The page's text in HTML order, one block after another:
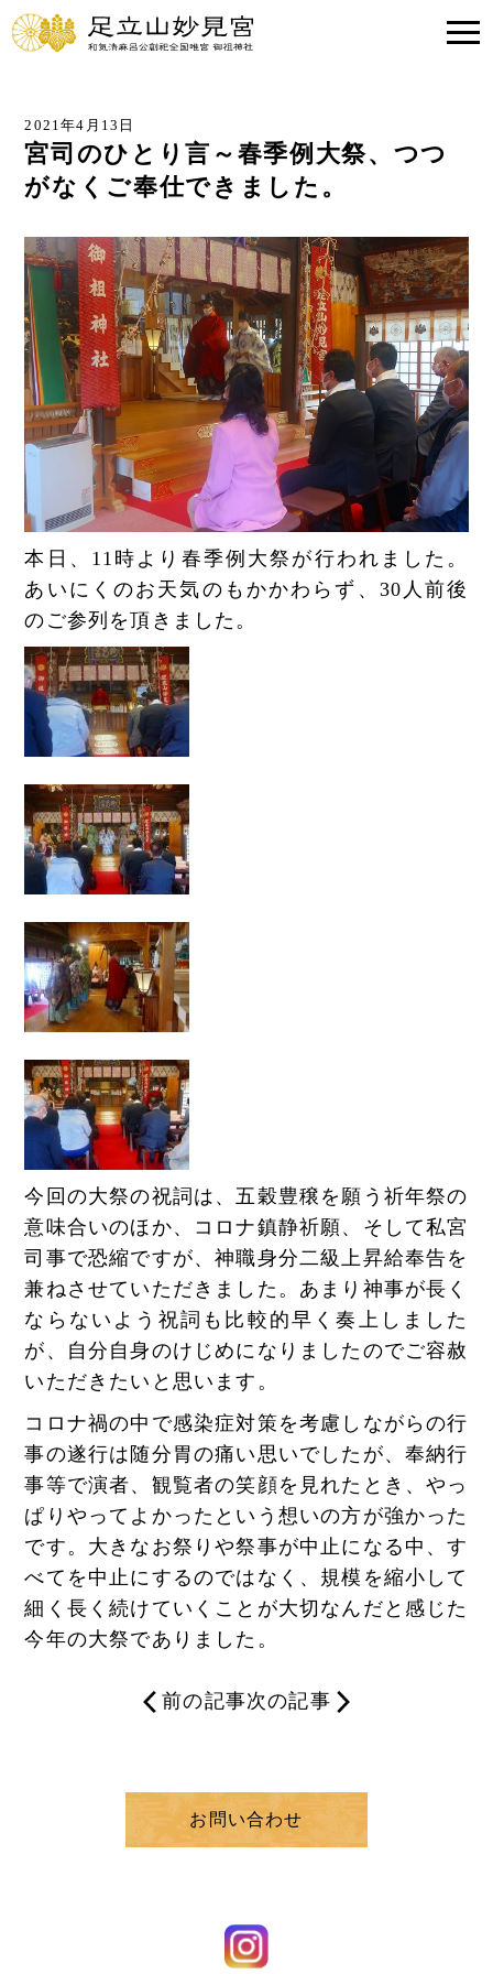
2021年4月13日
宮司のひとり言～春季例大祭、つつ
がなくご奉仕できました。
本日、11時より春季例大祭が行われました。
あいにくのお天気のもかかわらず、30人前後
のご参列を頂きました。
今回の大祭の祝詞は、五穀豊穣を願う祈年祭の
意味合いのほか、コロナ鎮静祈願、そして私宮
司事で恐縮ですが、神職身分二級上昇給奉告を
兼ねさせていただきました。あまり神事が長く
ならないよう祝詞も比較的早く奏上しました
が、自分自身のけじめになりましたのでご容赦
いただきたいと思います。
コロナ禍の中で感染症対策を考慮しながらの行
事の遂行は随分胃の痛い思いでしたが、奉納行
事等で演者、観覧者の笑顔を見れたとき、やっ
ぱりやってよかったという想いの方が強かった
です。大きなお祭りや祭事が中止になる中、す
べてを中止にするのではなく、規模を縮小して
細く長く続けていくことが大切なんだと感じた
今年の大祭でありました。
前の記事次の記事
お問い合わせ